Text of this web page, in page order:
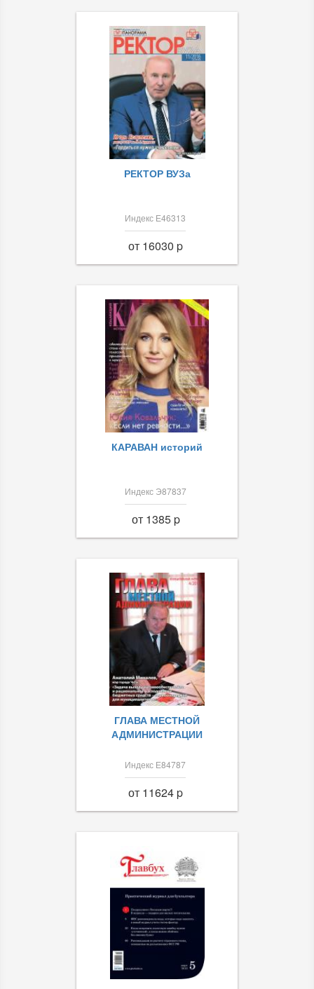
РЕКТОР ВУЗа
Индекс Е46313
от 16030 p
КАРАВАН историй
Индекс Э87837
от 1385 p
ГЛАВА МЕСТНОЙ
АДМИНИСТРАЦИИ
Индекс Е84787
от 11624 p